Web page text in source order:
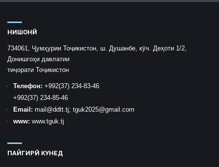
НИШОНӢ
734061, Ҷумҳурии Тоҷикистон, ш. Душанбе, кӯч. Деҳоти 1/2,
Донишгоҳи давлатии
тиҷорати Тоҷикистон
Телефон: +992(37) 234-83-46
+992(37) 234-85-46
Email: mail @ddtt.tj; tguk2025@gmail.com
www: www.tguk.tj
ПАЙГИРӢ КУНЕД